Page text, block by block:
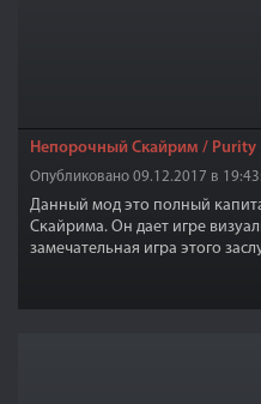
Непорочный Скайрим / Purity
Опубликовано 09.12.2017 в
Данный мод это полный
Скайрима. Он дает игре
замечательная игра этого